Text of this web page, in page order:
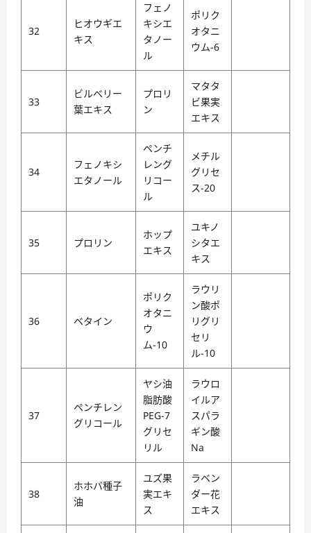
32
ヒオウギエ
キス
フェノ
キシエ
タノー
ル
ポリク
オタニ
ウム-6
33
ビルベリー
葉エキス
プロリ
ン
マタタ
ビ果実
エキス
34
フェノキシ
エタノール
ペンチ
レング
リコー
ル
メチル
グリセ
ス-20
35 プロリン
ホップ
エキス
ユキノ
シタエ
キス
36 ベタイン
ポリク
オタニ
ウ
ム-10
ラウリ
ン酸ポ
リグリ
セリ
ル-10
37
ペンチレン
グリコール
ヤシ油
脂肪酸
PEG-7
グリセ
リル
ラウロ
イルア
スパラ
ギン酸
Na
38
ホホバ種子
油
ユズ果
実エキ
ス
ラベン
ダー花
エキス